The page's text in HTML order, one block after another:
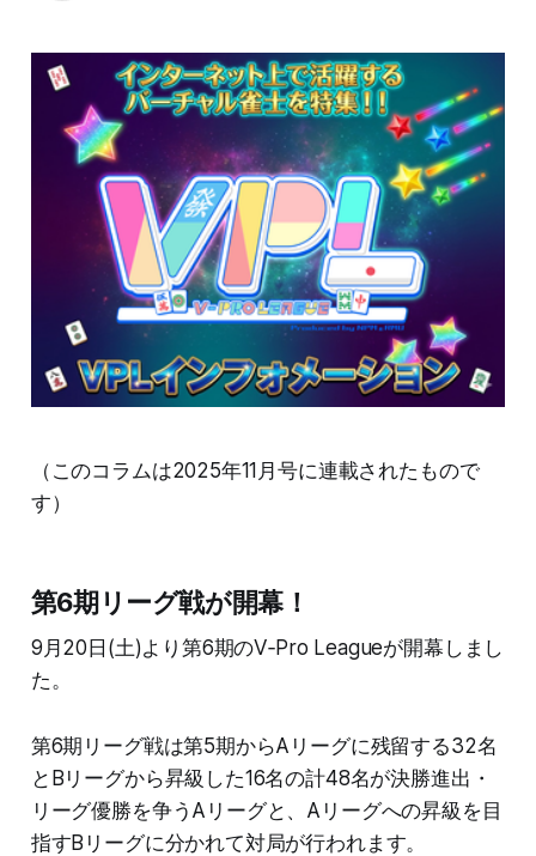
（このコラムは2025年11月号に連載されたもので
す）
第6期リーグ戦が開幕！
9月20日(土)より第6期のV‐Pro Leagueが開幕しまし
た。
第6期リーグ戦は第5期からAリーグに残留する32名
とBリーグから昇級した16名の計48名が決勝進出・
リーグ優勝を争うAリーグと、Aリーグへの昇級を目
指すBリーグに分かれて対局が行われます。